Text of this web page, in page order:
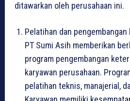
ditawarkan oleh perusahaan ini.
Pelatihan dan
PT Sumi Asih memberikan
program pengembangan
karyawan perusahaan.
pelatihan teknis, manajerial,